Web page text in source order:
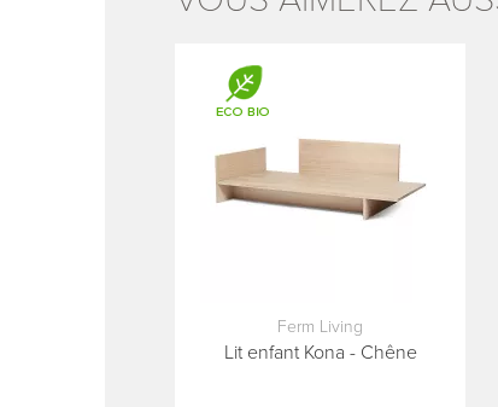
Ferm Living
Lit enfant Kona - Chêne